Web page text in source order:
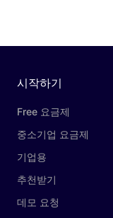
시작하기
Free 요금제
중소기업 요금제
기업용
추천받기
데모 요청